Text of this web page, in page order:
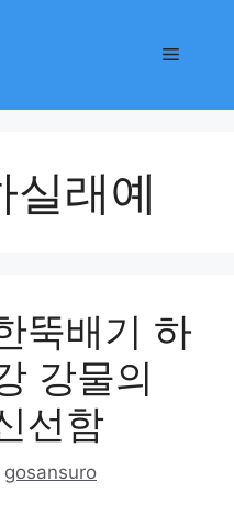
메
실래예
뚝배기 하
강물의
선함
gosansuro